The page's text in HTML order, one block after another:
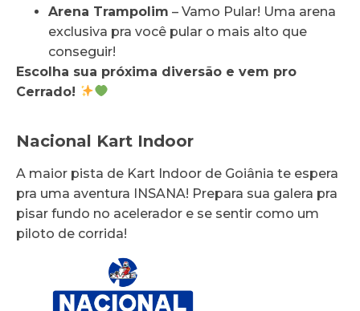
Arena Trampolim – Vamo Pular! Uma arena
exclusiva pra você pular o mais alto que
conseguir!
Escolha sua próxima diversão e vem pro
Cerrado!
Nacional Kart Indoor
A maior pista de Kart Indoor de Goiânia te espera
pra uma aventura INSANA! Prepara sua galera pra
pisar fundo no acelerador e se sentir como um
piloto de corrida!